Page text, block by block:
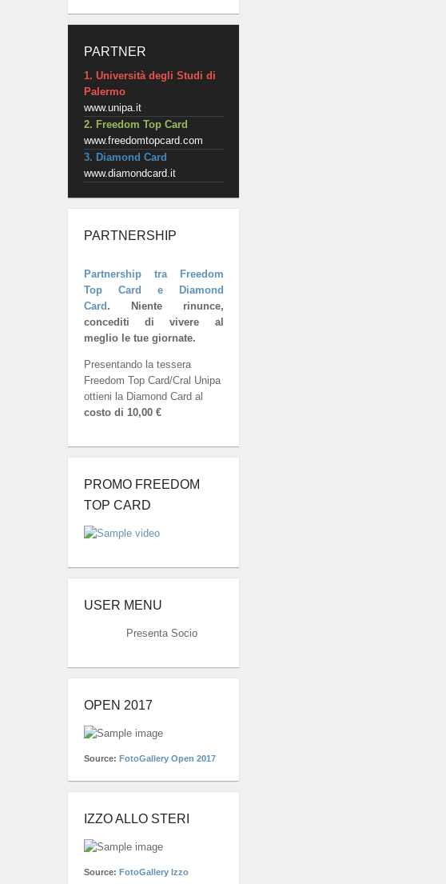
PARTNER
1. Università degli Studi di
Palermo
www.unipa.it
2. Freedom Top Card
www.freedomtopcard.com
3. Diamond Card
www.diamondcard.it
PARTNERSHIP
Partnership tra Freedom
Top Card e Diamond
Card. Niente rinunce,
concediti di vivere al
meglio le tue giornate.
Presentando la tessera
Freedom Top Card/Cral Unipa
ottieni la Diamond Card al
costo di 10,00 €
PROMO FREEDOM
TOP CARD
USER MENU
Presenta Socio
OPEN 2017
Source: FotoGallery Open 2017
IZZO ALLO STERI
Source: FotoGallery Izzo